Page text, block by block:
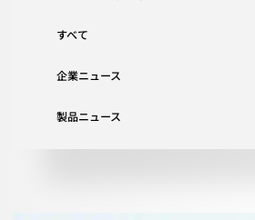
すべて
企業ニュース
製品ニュース